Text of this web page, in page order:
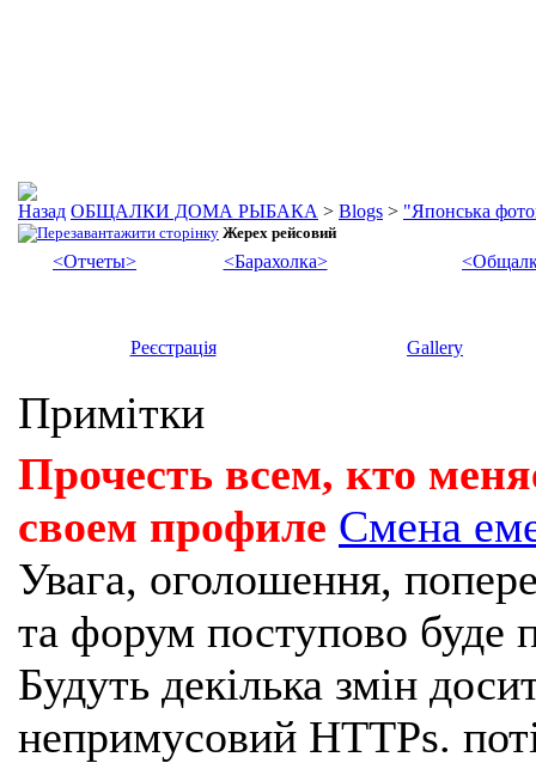
ОБЩАЛКИ ДОМА РЫБАКА > Blogs > "Японська
Жерех рейсовий
<Отчеты> <Барахолка>
Реєстрація Gallery
Примітки
Прочесть всем, кто
своем профиле Смена
Увага, оголошення,
та форум поступово буде
Будуть декілька змін
непримусовий HTTPs.